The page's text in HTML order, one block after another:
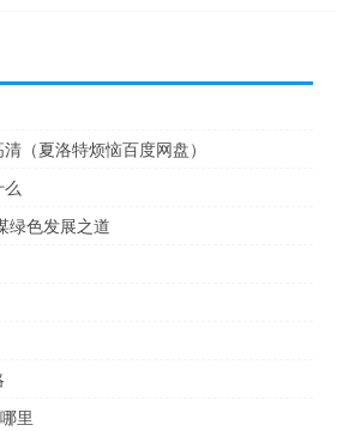
（夏洛特烦恼百度网盘）
绿色发展之道
里